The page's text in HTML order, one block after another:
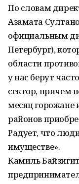
По словам
Азамата
официальным
Петербург),
области
у нас берут
сектор, причем
месяц горожане
районов
Радует, что
имуществе».
Камиль